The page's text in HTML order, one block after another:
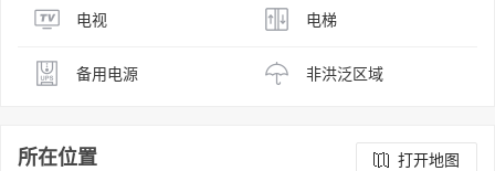
电视 电梯
备用电源 非洪泛区域
所在位置
打开地图